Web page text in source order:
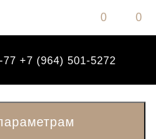
0
0
77 +7 (964) 501-5272